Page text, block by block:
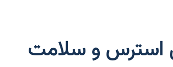
استرس و سلامت